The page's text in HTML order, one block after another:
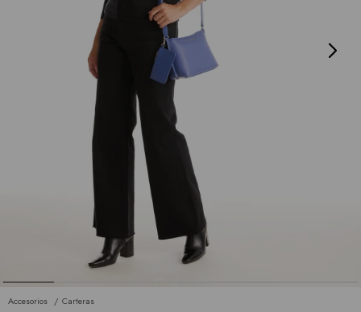
Accesorios Carteras